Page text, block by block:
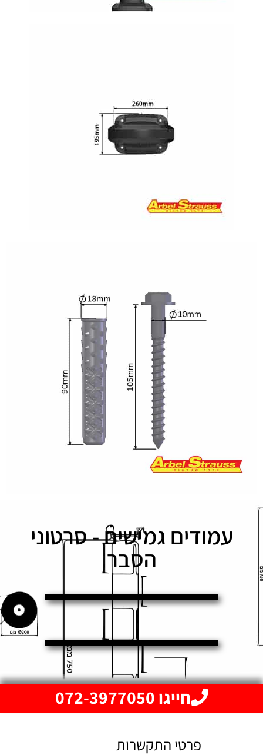
עמודים גמישים - סרטוני
הסבר
חייגו 072-3977050
פרטי התקשרות